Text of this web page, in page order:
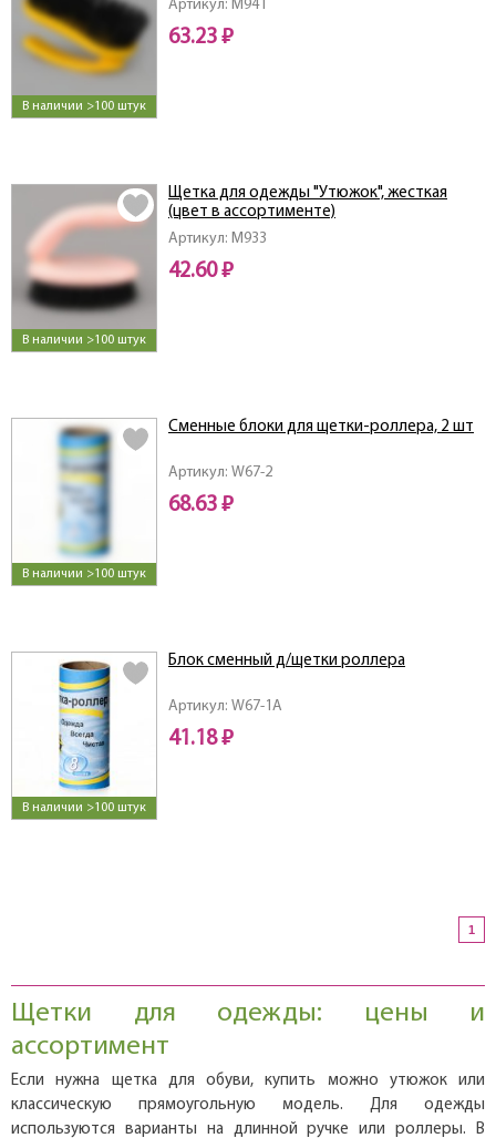
В наличии >100 штук
Артикул: M941
63.23 ₽
В наличии >100 штук
Артикул: M933
Щетка для одежды "Утюжок", жесткая
(цвет в ассортименте)
42.60 ₽
В наличии >100 штук
Артикул: W67-2
Сменные блоки для щетки-роллера, 2 шт
68.63 ₽
В наличии >100 штук
Артикул: W67-1A
Блок сменный д/щетки роллера
41.18 ₽
1
Щетки для одежды: цены и
ассортимент
Если нужна щетка для обуви, купить можно утюжок или
классическую прямоугольную модель. Для одежды
используются варианты на длинной ручке или роллеры. В